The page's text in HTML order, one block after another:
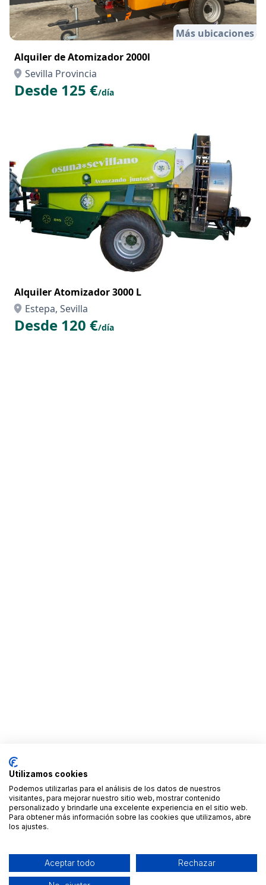
Más ubicaciones
Alquiler de Atomizador 2000l
Sevilla Provincia
Desde 125 €/día
Alquiler Atomizador 3000 L
Estepa, Sevilla
Desde 120 €/día
Utilizamos cookies
Podemos utilizarlas para el análisis de los datos de nuestros
visitantes, para mejorar nuestro sitio web, mostrar contenido
personalizado y brindarle una excelente experiencia en el sitio web.
Para obtener más información sobre las cookies que utilizamos, abre
los ajustes.
Aceptar todo Rechazar